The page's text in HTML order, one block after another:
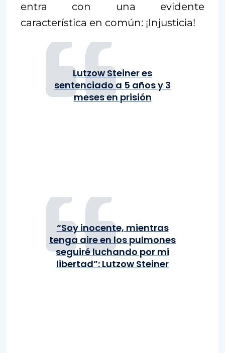
entra con una evidente
característica en común: ¡Injusticia!
Lutzow Steiner es
sentenciado a 5 años y 3
meses en prisión
“Soy inocente, mientras
tenga aire en los pulmones
seguiré luchando por mi
libertad”: Lutzow Steiner